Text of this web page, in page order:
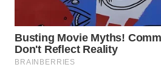
DEPOK
WN